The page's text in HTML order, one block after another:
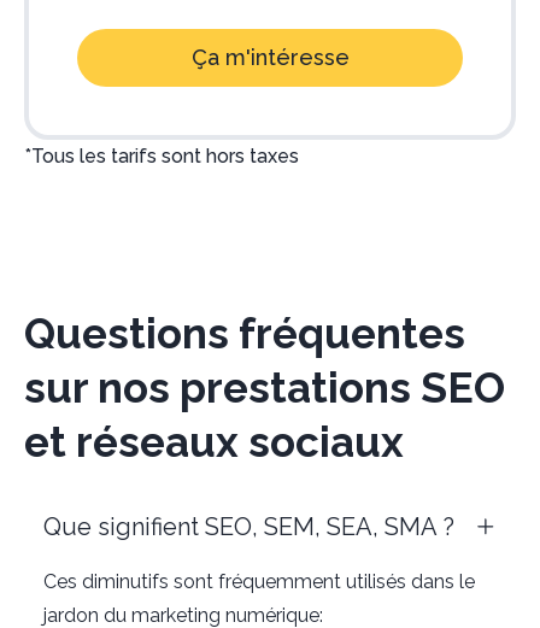
Ça m'intéresse
*Tous les tarifs sont hors taxes
Questions fréquentes
sur nos prestations SEO
et réseaux sociaux
Que signifient SEO, SEM, SEA, SMA ?
Ces diminutifs sont fréquemment utilisés dans le
jardon du marketing numérique: